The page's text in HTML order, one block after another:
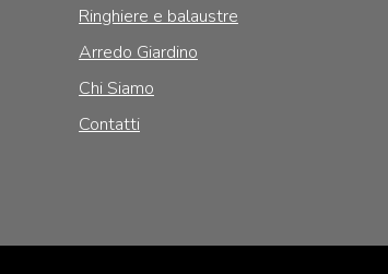
Ringhiere e balaustre
Arredo Giardino
Chi Siamo
Contatti